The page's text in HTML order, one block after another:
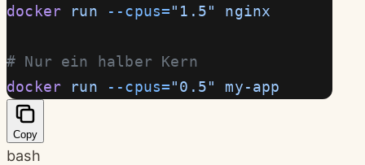
docker run --cpus="1.5" nginx
# Nur ein halber Kern
docker run --cpus="0.5" my-app
Copy
bash